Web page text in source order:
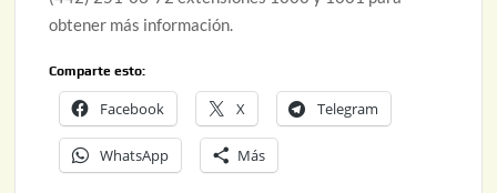
obtener más información.
Comparte esto:
Facebook X Telegram
WhatsApp Más